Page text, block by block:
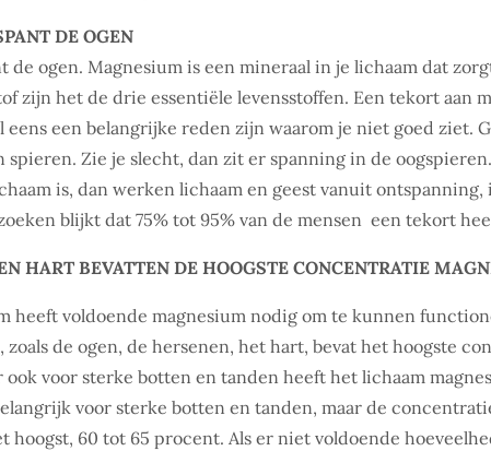
DE OGEN
de ogen. Magnesium is een mineraal in je lichaam dat
zijn het de drie essentiële levensstoffen. Een tekort aan
eens een belangrijke reden zijn waarom je niet goed ziet.
spieren. Zie je slecht, dan zit er spanning in de
is, dan werken lichaam en geest vanuit
blijkt dat 75% tot 95% van de mensen een tekort
HART BEVATTEN DE HOOGSTE CONCENTRATIE
heeft voldoende magnesium nodig om te kunnen
zoals de ogen, de hersenen, het hart, bevat het hoogste
ook voor sterke botten en tanden heeft het lichaam
voor sterke botten en tanden, maar de
hoogst, 60 tot 65 procent. Als er niet voldoende